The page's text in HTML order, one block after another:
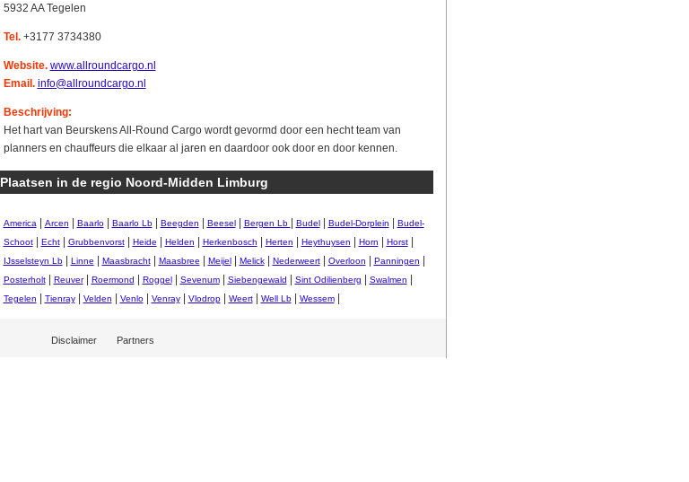
5932 AA Tegelen
Tel.+3177 3734380
Website. www.allroundcargo.nl
Email. info@allroundcargo.nl
Beschrijving:
Het hart van Beurskens All-Round Cargo wordt gevormd door een hecht team van
planners en chauffeurs die elkaar al jaren en daardoor ook door en door kennen.
Plaatsen in de regio Noord-Midden Limburg
America| Arcen Baarlo| Baarlo Lb| Beegden Beesel| Bergen Lb Budel| Budel-Dorplein
Budel-
Schoot| Echt| Grubbenvorst| Heide Helden Herkenbosch Herten Heythuysen Horn Horst|
IJsselsteyn Lb| Linne Maasbracht| Maasbree Meijel| Melick| Nederweert| Overloon Panningen
Posterholt| Reuver| Roermond Roggel| Sevenum| Siebengewald Sint Odilienberg Swalmen
Tegelen Tienray| Velden Venlo| Venray| Vlodrop| Weert| Well Lb| Wessem|
Disclaimer Partners